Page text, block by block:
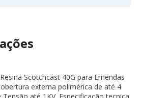
Scotchcast 40G para Emendas
externa polimérica de até 4